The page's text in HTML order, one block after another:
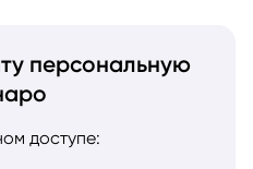
персональную
доступе: